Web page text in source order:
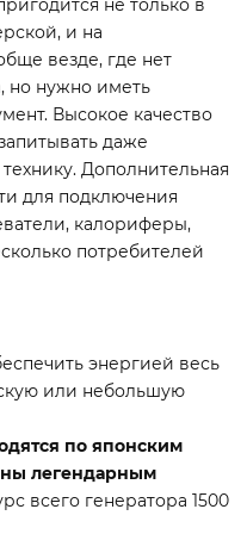
и на
везде, где нет
но нужно иметь
Высокое качество
даже
Дополнительная
для подключения
калориферы,
потребителей
энергией весь
или небольшую
по японским
легендарным
всего генератора 1500